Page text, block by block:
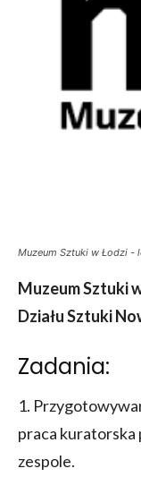
Muzeum Sztuki w Łodzi -
Muzeum Sztuki
Działu Sztuki
Zadania:
1.
praca kuratorska
zespole.